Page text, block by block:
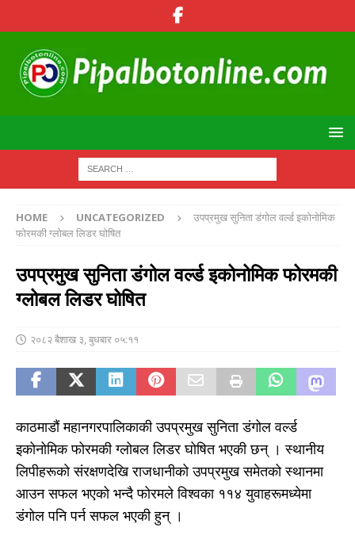
HOME UNCATEGORIZED
उपप्रमुख सुनिता डंगोल वर्ल्ड इकोनोमिक
फोरमकी ग्लोबल लिडर घोषित
उपप्रमुख सुनिता डंगोल वर्ल्ड इकोनोमिक फोरमकी
ग्लोबल लिडर घोषित
२०८२ बैशाख ३, बुधबार ०५:११
काठमाडौं महानगरपालिकाकी उपप्रमुख सुनिता डंगोल वर्ल्ड
इकोनोमिक फोरमकी ग्लोबल लिडर घोषित भएकी छन् । स्थानीय
लिपीहरूको संरक्षणदेखि राजधानीको उपप्रमुख समेतको स्थानमा
आउन सफल भएको भन्दै फोरमले विश्वका ११४ युवाहरूमध्येमा
डंगोल पनि पर्न सफल भएकी हुन् ।